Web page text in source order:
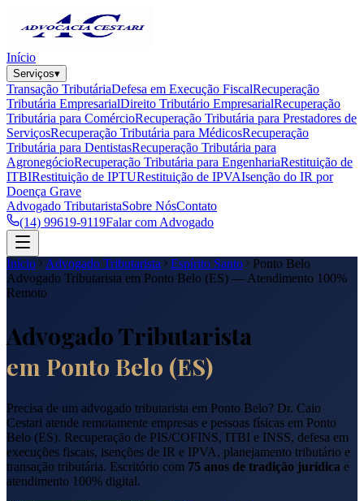
Início
Serviços▾
Transação TributáriaDefesa em Execução FiscalRecuperação
Tributária EmpresarialDireito Tributário EmpresarialRecuperação
Tributária para ComércioRecuperação Tributária para Prestadores de
ServiçosRecuperação Tributária para MédicosRecuperação
Tributária para DentistasRecuperação Tributária para
AgronegócioRecuperação Tributária para EngenhariaRestituição de
ITBIRestituição de IPTURestituição de IPVAIsenção do IR por
Doença Grave
Advogado TributaristaSobre NósContato
(14) 99619-9119Falar com Advogado
Início Advogado Tributarista Espírito Santo
Ponto Belo
Advogado Tributarista em Ponto Belo (ES) — Atendimento 100%
Remoto
Advogado Tributarista
em Ponto Belo (ES)
Precisa de um advogado tributarista em Ponto Belo? Dr. Caio
Cestari atende remotamente empresas e pessoas físicas em Ponto
Belo (ES). Recuperação de PIS/COFINS, ITBI e INSS, defesa em
execuções fiscais, isenções de IR e IPVA, planejamento tributário e
transação tributária. Escritório com 75 anos de tradição jurídica e
atendimento 100% digital.